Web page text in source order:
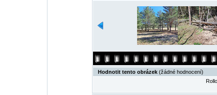
Hodnotit tento obrázek (žádné hodnocení)